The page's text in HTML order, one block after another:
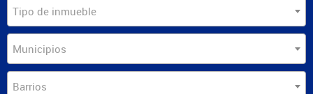
Tipo de inmueble
Municipios
Barrios